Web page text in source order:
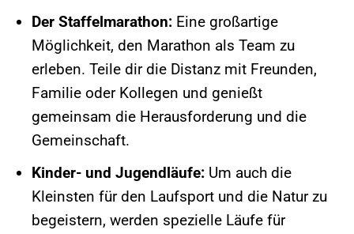
Der Staffelmarathon:Eine großartige
Möglichkeit, den Marathon als Team zu
erleben. Teile dir die Distanz mit Freunden,
Familie oder Kollegen und genießt
gemeinsam die Herausforderung und die
Gemeinschaft.
Kinder- und Jugendläufe:Um auch die
Kleinsten für den Laufsport und die Natur zu
begeistern, werden spezielle Läufe für